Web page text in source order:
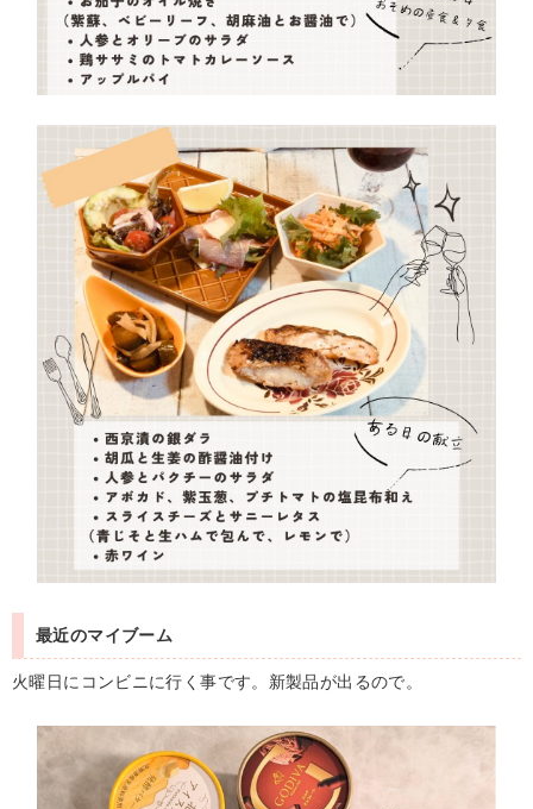
最近のマイブーム
火曜日にコンビニに行く事です。新製品が出るので。